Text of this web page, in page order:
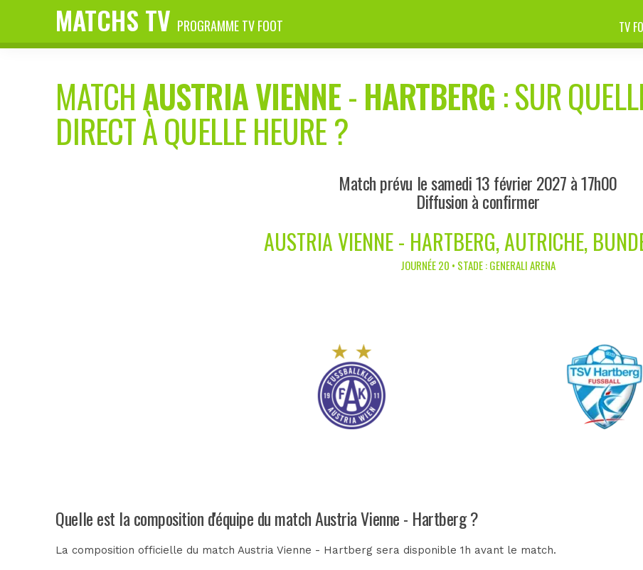
MATCHS TV PROGRAMME TV FOOT TV
MATCHAUSTRIA VIENNE-HARTBERG : SUR
DIRECT À QUELLE HEURE ?
Match prévu le samedi 13 février 2027 à 17h00
Diffusion à confirmer
AUSTRIA VIENNE - HARTBERG, AUTRICHE,
JOURNÉE 20 • STADE : GENERALI ARENA
Quelle est la composition d'équipe du match Austria Vienne - Hartberg ?
La composition officielle du match Austria Vienne - Hartberg sera disponible 1h avant le match.